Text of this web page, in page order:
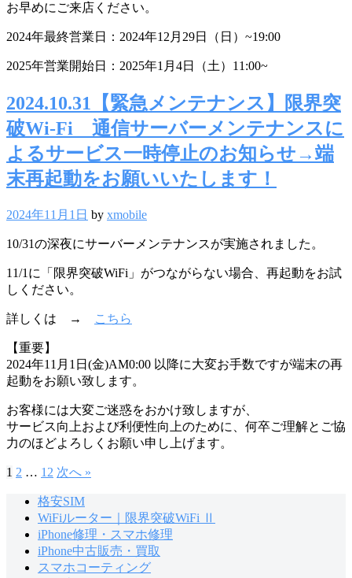
お早めにご来店ください。
2024年最終営業日：2024年12月29日（日）~19:00
2025年営業開始日：2025年1月4日（土）11:00~
2024.10.31【緊急メンテナンス】限界突
破Wi-Fi 通信サーバーメンテナンスに
よるサービス一時停止のお知らせ→端
末再起動をお願いいたします！
2024年11月1日 by xmobile
10/31の深夜にサーバーメンテナンスが実施されました。
11/1に「限界突破WiFi」がつながらない場合、再起動をお試
しください。
詳しくは → こちら
【重要】
2024年11月1日(金)AM0:00 以降に大変お手数ですが端末の再
起動をお願い致します。
お客様には大変ご迷惑をおかけ致しますが、
サービス向上および利便性向上のために、何卒ご理解とご協
力のほどよろしくお願い申し上げます。
投
1 2 … 12 次へ »
格安SIM
WiFiルーター｜限界突破WiFi Ⅱ
iPhone修理・スマホ修理
iPhone中古販売・買取
スマホコーティング